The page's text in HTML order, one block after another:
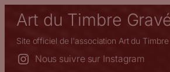
Aller
contenu
Art du Timbre
Site officiel de l'association Art du
Nous suivre sur Instagram